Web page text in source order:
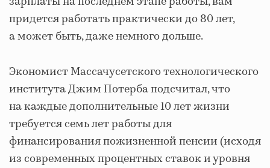
придется работать практически до 80 лет,
а может быть, даже немного дольше.
Экономист Массачусетского технологического
института Джим Потерба подсчитал, что
на каждые дополнительные 10 лет жизни
требуется семь лет работы для
финансирования пожизненной пенсии (исходя
из современных процентных ставок и уровня